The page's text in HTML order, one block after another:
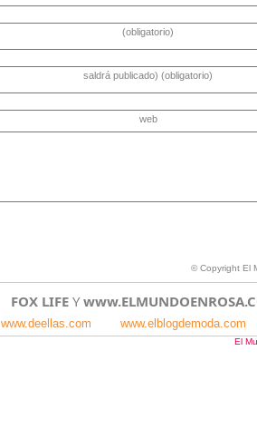
(obligatorio)
saldrá publicado) (obligatorio)
web
© Copyright El
FOX LIFE Y
www.deellas.com www.elblogdemoda.com
El